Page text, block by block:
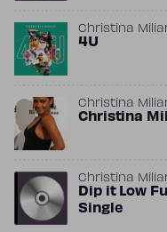
Christina
4U
Christina
Christina
Christina
Dip it Low
Single